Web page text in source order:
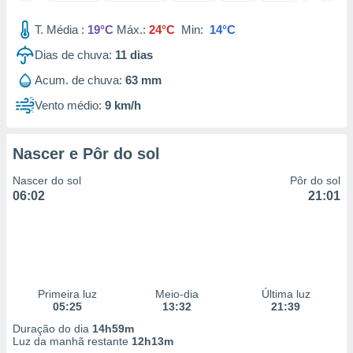
utilizar
criar
medir
da
medir o
fontes,
e melhorar
dados
T. Média : 19°C Máx.: 24°C Min: 14°C
Dias de chuva: 11 dias
Acum. de chuva: 63 mm
Vento médio: 9 km/h
Nascer e Pôr do sol
Nascer do sol
06:02
Pôr do sol
21:01
Primeira luz
05:25
Meio-dia
13:32
Última luz
21:39
Duração do dia 14h59m
Luz da manhã restante 12h13m